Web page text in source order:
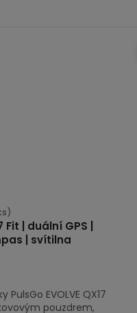
Fit | duální GPS |
| svítilna
PulsGo EVOLVE QX17
pouzdrem,